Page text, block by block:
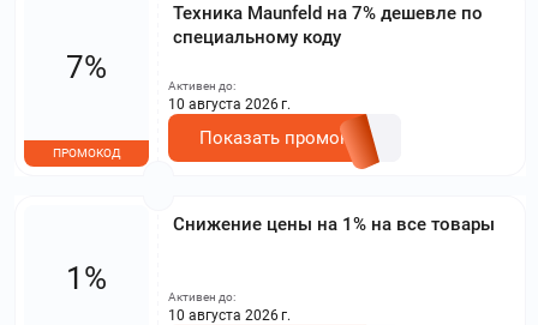
Техника Maunfeld на 7% дешевле по
специальному коду
7%
ПРОМОКОД
Активен до:
10 августа 2026 г.
Показать промокод
Снижение цены на 1% на все товары
1%
Активен до:
10 августа 2026 г.